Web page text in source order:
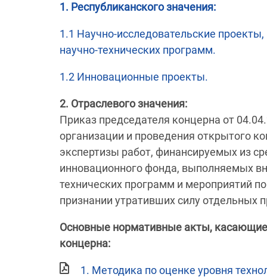
1. Республиканского значения:
1.1 Научно-исследовательские
научно-технических программ.
1.2 Инновационные проекты.
2. Отраслевого значения:
Приказ председателя концерна от
организации и проведения открытого
экспертизы работ, финансируемых из
инновационного фонда, выполняемых
технических программ и мероприятий
признании утративших силу отдельных
Основные нормативные акты,
концерна:
1. Методика по оценке уровня